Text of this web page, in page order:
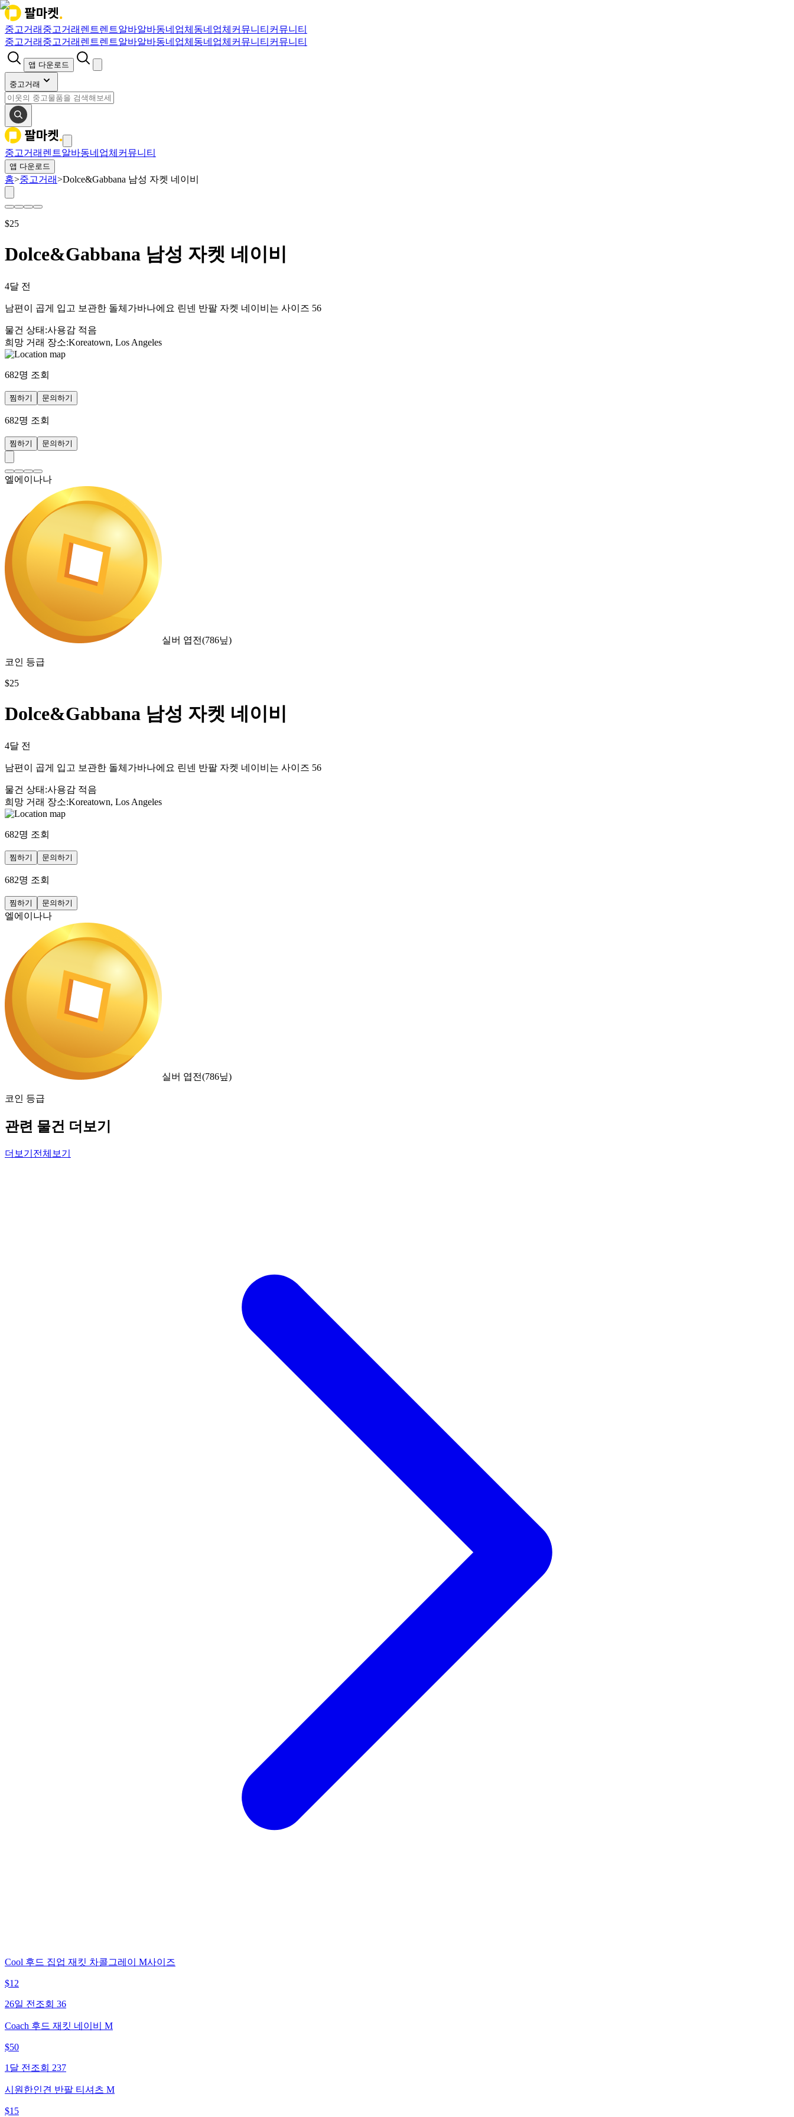
중고거래 중고거래 렌트렌트알바알바동네업체 동네업체 커뮤니티 커뮤니티
중고거래 중고거래 렌트렌트알바알바동네업체 동네업체 커뮤니티 커뮤니티
앱 다운로드
중고거래
중고거래 렌트알바동네업체 커뮤니티
앱 다운로드
홈>중고거래>Dolce&Gabbana 남성 자켓 네이비
$25
Dolce&Gabbana 남성 자켓 네이비
4달 전
남편이 곱게 입고 보관한 돌체가바나에요 린넨 반팔 자켓 네이비는 사이즈 56
물건 상태 :사용감 적음
희망 거래 장소:Koreatown, Los Angeles
682명 조회
찜하기 문의하기
682명 조회
찜하기 문의하기
엘에이나나
실버 엽전(786닢)
코인 등급
$25
Dolce&Gabbana 남성 자켓 네이비
4달 전
남편이 곱게 입고 보관한 돌체가바나에요 린넨 반팔 자켓 네이비는 사이즈 56
물건 상태 :사용감 적음
희망 거래 장소:Koreatown, Los Angeles
682명 조회
찜하기 문의하기
682명 조회
찜하기 문의하기
엘에이나나
실버 엽전(786닢)
코인 등급
관련 물건 더보기
더보기 전체보기
Cool 후드 집업 재킷 차콜그레이 M사이즈
$12
26일 전 조회 36
Coach 후드 재킷 네이비 M
$50
1달 전 조회 237
시원한인견 반팔 티셔츠 M
$15